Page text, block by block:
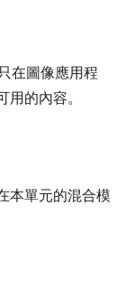
在圖像應用程
的內容。
本單元的混合模